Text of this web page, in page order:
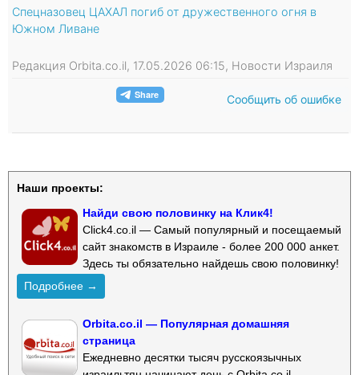
Спецназовец ЦАХАЛ погиб от дружественного огня в
Южном Ливане
Редакция Orbita.co.il, 17.05.2026 06:15, Новости Израиля
Сообщить об ошибке
Наши проекты:
Найди свою половинку на Клик4!
Click4.co.il — Самый популярный и посещаемый
сайт знакомств в Израиле - более 200 000 анкет.
Здесь ты обязательно найдешь свою половинку!
Подробнее →
Orbita.co.il — Популярная домашняя
страница
Ежедневно десятки тысяч русскоязычных